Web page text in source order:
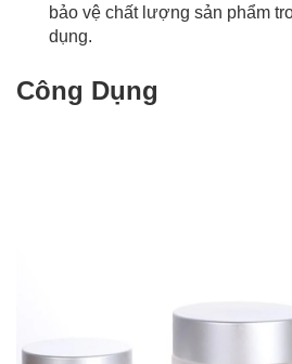
bảo vệ chất lượng sản phẩm
dụng.
Công Dụng